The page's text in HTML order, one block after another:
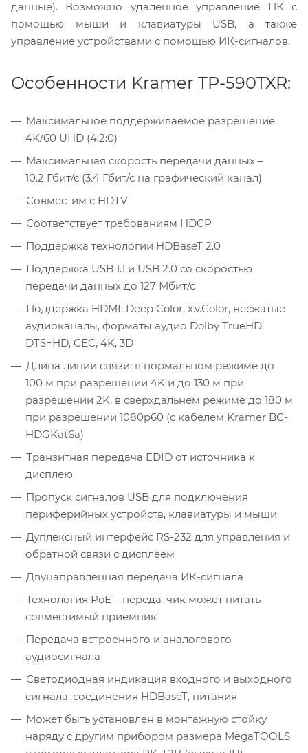
данные). Возможно удаленное управление ПК с
помощью мыши и клавиатуры USB, а также
управление устройствами с помощью ИК-сигналов.
Особенности Kramer TP-590TXR:
Максимальное поддерживаемое разрешение
4K/60 UHD (4:2:0)
Максимальная скорость передачи данных –
10.2 Гбит/с (3.4 Гбит/с на графический канал)
Совместим с HDTV
Соответствует требованиям HDCP
Поддержка технологии HDBaseT 2.0
Поддержка USB 1.1 и USB 2.0 со скоростью
передачи данных до 127 Мбит/с
Поддержка HDMI: Deep Color, x.v.Color, несжатые
аудиоканалы, форматы аудио Dolby TrueHD,
DTS−HD, CEC, 4K, 3D
Длина линии связи: в нормальном режиме до
100 м при разрешении 4K и до 130 м при
разрешении 2K, в сверхдальнем режиме до 180 м
при разрешении 1080р60 (с кабелем Kramer BC-
HDGKat6а)
Транзитная передача EDID от источника к
дисплею
Пропуск сигналов USB для подключения
периферийных устройств, клавиатуры и мыши
Дуплексный интерфейс RS-232 для управления и
обратной связи с дисплеем
Двунаправленная передача ИК-сигнала
Технология PoE – передатчик может питать
совместимый приемник
Передача встроенного и аналогового
аудиосигнала
Светодиодная индикация входного и выходного
сигнала, соединения HDBaseT, питания
Может быть установлен в монтажную стойку
наряду с другим прибором размера MegaTOOLS